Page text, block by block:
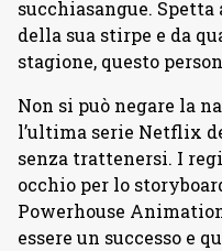
succhiasangue.
della sua stirpe e da
stagione, questo
Non si può negare la
l’ultima serie Netflix
senza trattenersi. I
occhio per lo
Powerhouse
essere un successo e